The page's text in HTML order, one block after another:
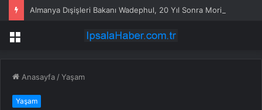
Menü
Anasayfa /Yaşam
Yaşam